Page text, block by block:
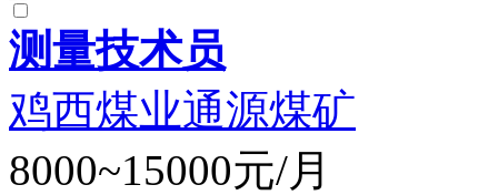
测量技术员
鸡西煤业通源煤矿
8000~15000元/月